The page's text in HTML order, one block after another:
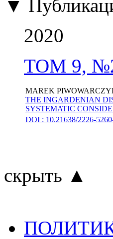
▼
2020
ТОМ 9,
MAREK
THE INGARDENIAN
SYSTEMATIC
DOI : 10.21638/2226-
скрыть ▲